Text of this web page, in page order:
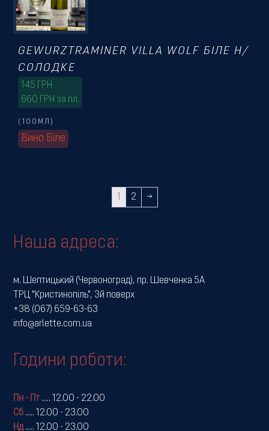
Вино Біле
(100МЛ)
GEWURZTRAMINER VILLA WOLF БІЛЕ Н/
СОЛОДКЕ
145
ГРН
660 ГРН за пл.
2 →
Наша адреса:
м. Шептицький (Червоноград), пр. Шевченка 5А
ТРЦ "Кристинопіль", 3й поверх
+38 (067) 659-63-63
info@arlette.com.ua
Години роботи:
Пн - Пт..... 12.00 - 22.00
Сб ..... 12.00 - 23.00
Нд..... 12.00 - 23.00